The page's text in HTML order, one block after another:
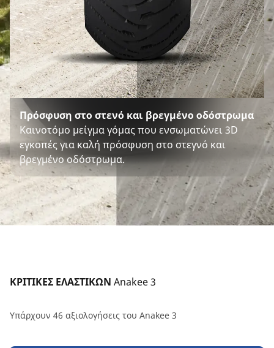
Πρόσφυση στο στενό και βρεγμένο οδόστρωμα
Καινοτόμο μείγμα γόμας που ενσωματώνει 3D
εγκοπές για καλή πρόσφυση στο στεγνό και
βρεγμένο οδόστρωμα.
ΚΡΙΤΙΚΕΣ ΕΛΑΣΤΙΚΩΝ Anakee 3
Υπάρχουν 46 αξιολογήσεις του Anakee 3